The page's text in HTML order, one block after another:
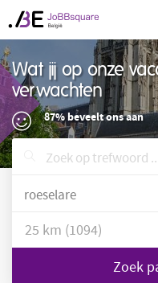
Wat jij op onze
verwachten
87% beveelt ons aan
Zoek